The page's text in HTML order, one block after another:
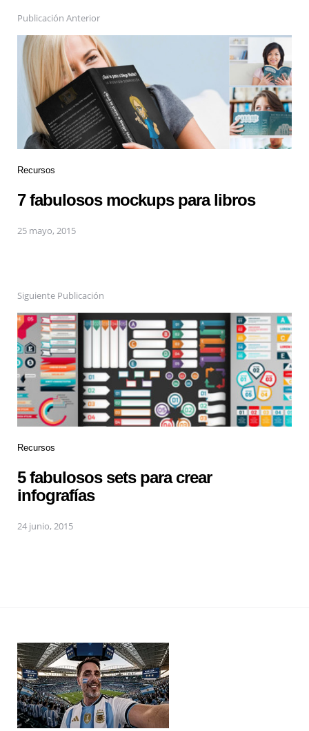
Publicación Anterior
Recursos
7 fabulosos mockups para libros
25 mayo, 2015
Siguiente Publicación
Recursos
5 fabulosos sets para crear
infografías
24 junio, 2015